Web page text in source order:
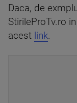
Daca, de
StirileProTv.ro
acest link.